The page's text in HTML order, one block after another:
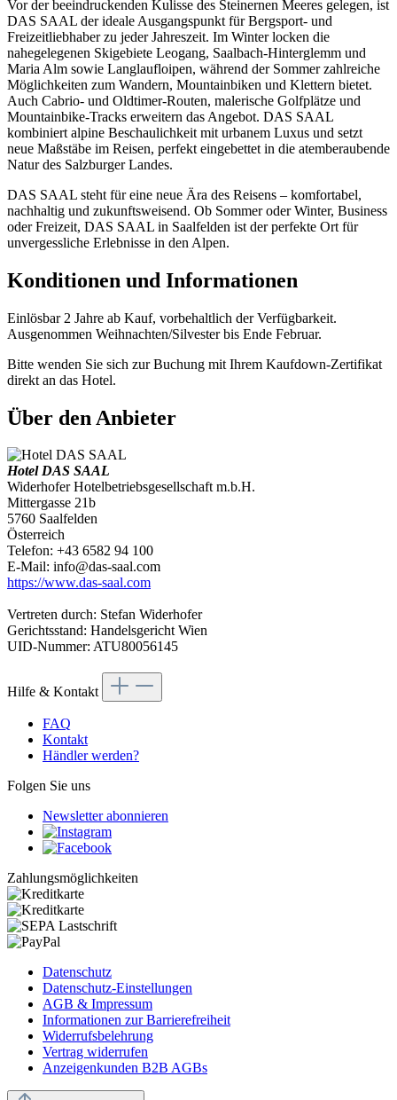
Vor der beeindruckenden Kulisse des Steinernen Meeres gelegen, ist
DAS SAAL der ideale Ausgangspunkt für Bergsport- und
Freizeitliebhaber zu jeder Jahreszeit. Im Winter locken die
nahegelegenen Skigebiete Leogang, Saalbach-Hinterglemm und
Maria Alm sowie Langlaufloipen, während der Sommer zahlreiche
Möglichkeiten zum Wandern, Mountainbiken und Klettern bietet.
Auch Cabrio- und Oldtimer-Routen, malerische Golfplätze und
Mountainbike-Tracks erweitern das Angebot. DAS SAAL
kombiniert alpine Beschaulichkeit mit urbanem Luxus und setzt
neue Maßstäbe im Reisen, perfekt eingebettet in die atemberaubende
Natur des Salzburger Landes.
DAS SAAL steht für eine neue Ära des Reisens – komfortabel,
nachhaltig und zukunftsweisend. Ob Sommer oder Winter, Business
oder Freizeit, DAS SAAL in Saalfelden ist der perfekte Ort für
unvergessliche Erlebnisse in den Alpen.
Konditionen und Informationen
Einlösbar 2 Jahre ab Kauf, vorbehaltlich der Verfügbarkeit.
Ausgenommen Weihnachten/Silvester bis Ende Februar.
Bitte wenden Sie sich zur Buchung mit Ihrem Kaufdown-Zertifikat
direkt an das Hotel.
Über den Anbieter
Hotel DAS SAAL
Widerhofer Hotelbetriebsgesellschaft m.b.H.
Mittergasse 21b
5760 Saalfelden
Österreich
Telefon: +43 6582 94 100
E-Mail: info@das-saal.com
https://www.das-saal.com
Vertreten durch: Stefan Widerhofer
Gerichtsstand: Handelsgericht Wien
UID-Nummer: ATU80056145
Hilfe & Kontakt
FAQ
Kontakt
Händler werden?
Folgen Sie uns
Newsletter abonnieren
Zahlungsmöglichkeiten
Datenschutz
Datenschutz-Einstellungen
AGB & Impressum
Informationen zur Barrierefreiheit
Widerrufsbelehrung
Vertrag widerrufen
Anzeigenkunden B2B AGBs